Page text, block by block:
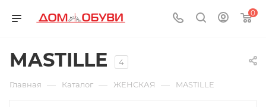
0
MASTILLE 4
Главная — Каталог — ЖЕНСКАЯ — MASTILLE